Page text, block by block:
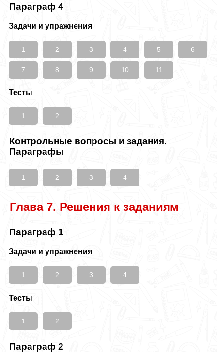
Параграф 4
Задачи и упражнения
1 2 3 4 5 6
7 8 9 10 11
Тесты
1 2
Контрольные вопросы и задания.
Параграфы
1 2 3 4
Глава 7. Решения к заданиям
Параграф 1
Задачи и упражнения
1 2 3 4
Тесты
1 2
Параграф 2